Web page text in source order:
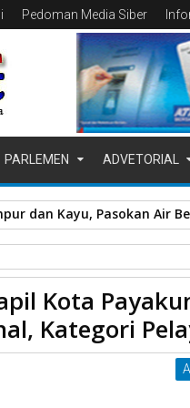
Pedoman Media Siber
PARLEMEN ADVETORIAL
dan Kayu, Pasokan Air
Pemko Payakumbuh.
Tingkat Nasional,
Kota
Kategori
A